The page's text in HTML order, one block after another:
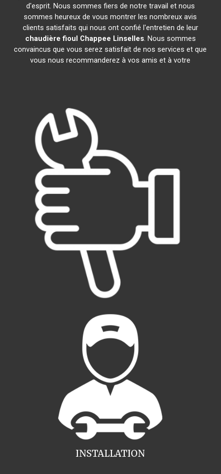
d'esprit. Nous sommes fiers de notre travail et nous
sommes heureux de vous montrer les nombreux avis
clients satisfaits qui nous ont confié l'entretien de leur
chaudière fioul Chappee Linselles. Nous sommes
convaincus que vous serez satisfait de nos services et que
vous nous recommanderez à vos amis et à votre
INSTALLATION